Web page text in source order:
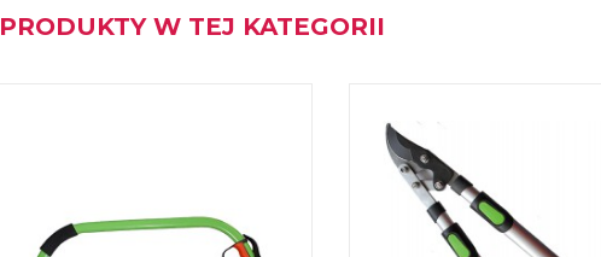
PRODUKTY W TEJ KATEGORII